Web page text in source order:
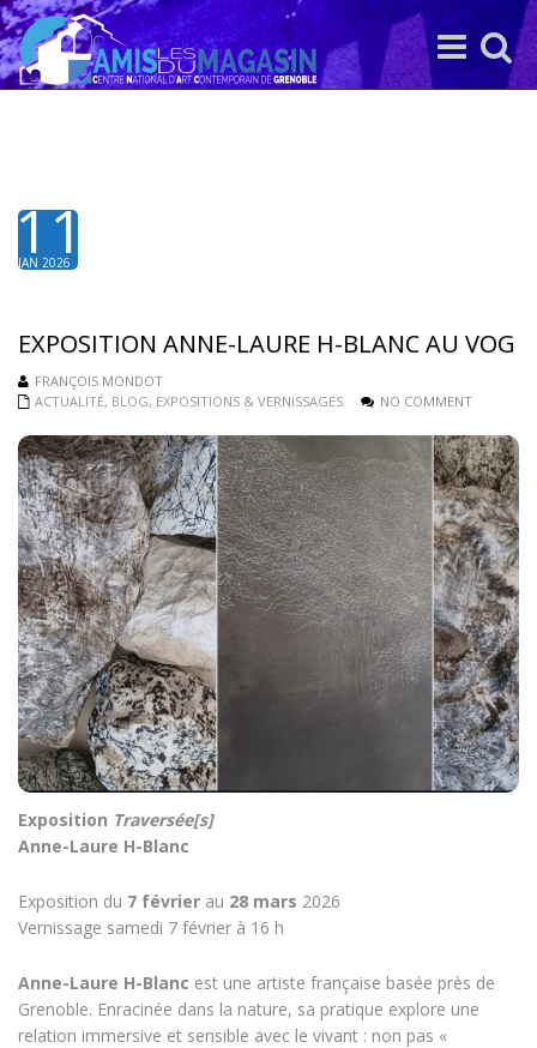
Toggle
search
Toggle
navigation
11
JAN 2026
EXPOSITION ANNE-LAURE H-BLANC AU VOG
FRANÇOIS MONDOT
ACTUALITÉ, BLOG, EXPOSITIONS & VERNISSAGES NO COMMENT
Exposition Traversée[s]
Anne-Laure H-Blanc
Exposition du 7 février au 28 mars 2026
Vernissage samedi 7 février à 16 h
Anne-Laure H-Blanc est une artiste française basée près de
Grenoble. Enracinée dans la nature, sa pratique explore une
relation immersive et sensible avec le vivant : non pas «